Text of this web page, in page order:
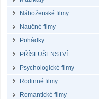
Náboženské filmy
Naučné filmy
Pohádky
PŘÍSLUŠENSTVÍ
Psychologické filmy
Rodinné filmy
Romantické filmy